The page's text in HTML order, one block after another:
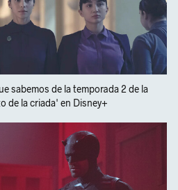
sabemos de la temporada 2 de la
de la criada' en Disney+